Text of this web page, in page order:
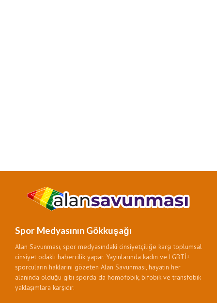
Spor Medyasının Gökkuşağı
Alan Savunması, spor medyasındaki cinsiyetçiliğe karşı toplumsal
cinsiyet odaklı habercilik yapar. Yayınlarında kadın ve LGBTİ+
sporcuların haklarını gözeten Alan Savunması, hayatın her
alanında olduğu gibi sporda da homofobik, bifobik ve transfobik
yaklaşımlara karşıdır.